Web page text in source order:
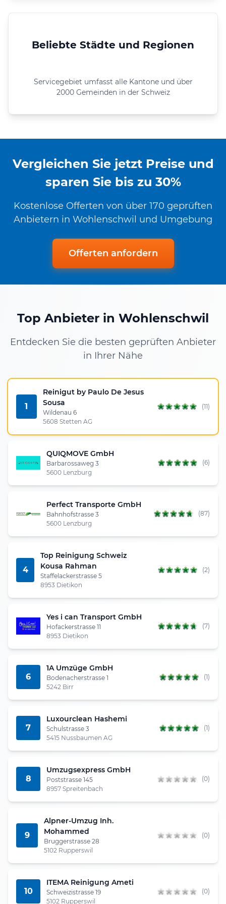
Beliebte Städte und Regionen
Servicegebiet umfasst alle Kantone und über
2000 Gemeinden in der Schweiz
Vergleichen Sie jetzt Preise und
sparen Sie bis zu 30%
Kostenlose Offerten von über 170 geprüften
Anbietern in Wohlenschwil und Umgebung
Offerten anfordern
Top Anbieter in Wohlenschwil
Entdecken Sie die besten geprüften Anbieter
in Ihrer Nähe
1
Reinigut by Paulo De Jesus
Sousa
Wildenau 6
5608 Stetten AG
(11)
QUIQMOVE GmbH
Barbarossaweg 3
5600 Lenzburg
(6)
Perfect Transporte GmbH
Bahnhofstrasse 3
5600 Lenzburg
(87)
4
Top Reinigung Schweiz
Kousa Rahman
Staffelackerstrasse 5
8953 Dietikon
(2)
Yes i can Transport GmbH
Hofackerstrasse 11
8953 Dietikon
(7)
6
1A Umzüge GmbH
Bodenacherstrasse 1
5242 Birr
(1)
7
Luxourclean Hashemi
Schulstrasse 3
5415 Nussbaumen AG
(1)
8
Umzugsexpress GmbH
Poststrasse 145
8957 Spreitenbach
(0)
9
Alpner-Umzug Inh.
Mohammed
Bruggerstrasse 28
5102 Rupperswil
(0)
10
ITEMA Reinigung Ameti
Schweizistrasse 19
5102 Rupperswil
(0)